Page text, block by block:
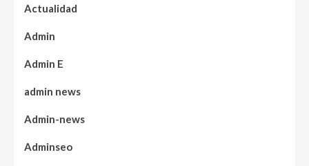
Actualidad
Admin
Admin E
admin news
Admin-news
Adminseo